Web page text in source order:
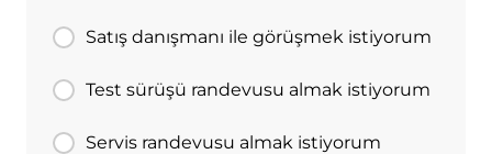
Satış danışmanı ile görüşmek istiyorum
Test sürüşü randevusu almak istiyorum
Servis randevusu almak istiyorum